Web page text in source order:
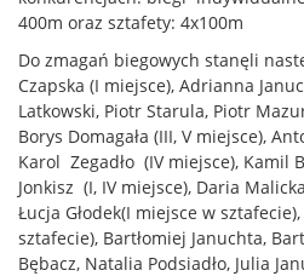
400m oraz sztafety: 4x100m
Do zmagań biegowych stanęli
Czapska (I miejsce), Adrianna
Latkowski, Piotr Starula, Piotr
Borys Domagała (III, V miejsce),
Karol Zegadło (IV miejsce), Kamil
Jonkisz (I, IV miejsce), Daria
Łucja Głodek(I miejsce w
sztafecie), Bartłomiej Januchta,
Bębacz, Natalia Podsiadło, Julia